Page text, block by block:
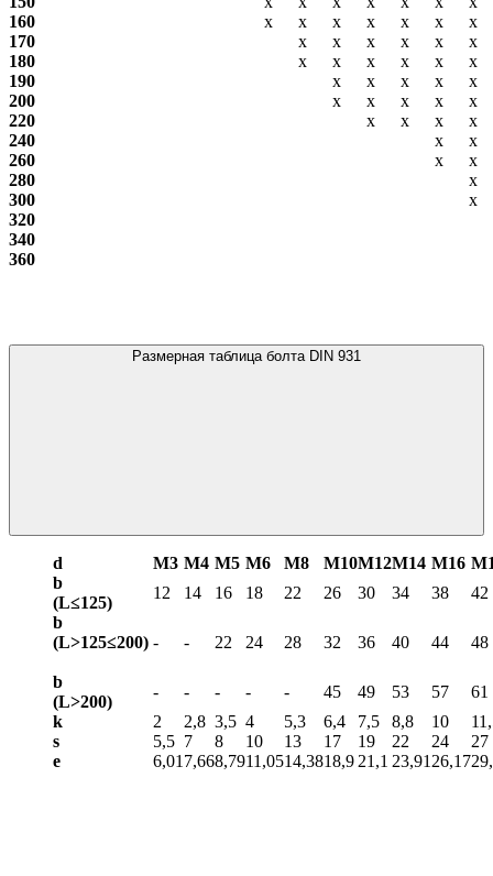
160
х х х х х х
х
170
х х х х х
х
180
х х х х х
х
190
х х х х
х
200
х х х х
х
220
х х х
х
240
х
х
260
х
х
280
х
300
х
320
340
360
Размерная таблица болта DIN 931
d М3 М4 М5 М6 М8 М10М12М14 М16
b
(L≤125)
12 14 16 18 22 26 30 34 38
42
b
(L>125≤200) - - 22 24 28 32 36 40 44 48
b
(L>200)
- - - - - 45 49 53 57
61
k
2 2,8 3,5 4 5,3 6,4 7,5 8,8 10
s
5,5 7 8 10 13 17 19 22 24
27
e
6,01 7,668,7911,0514,3818,9 21,1 23,91 26,17